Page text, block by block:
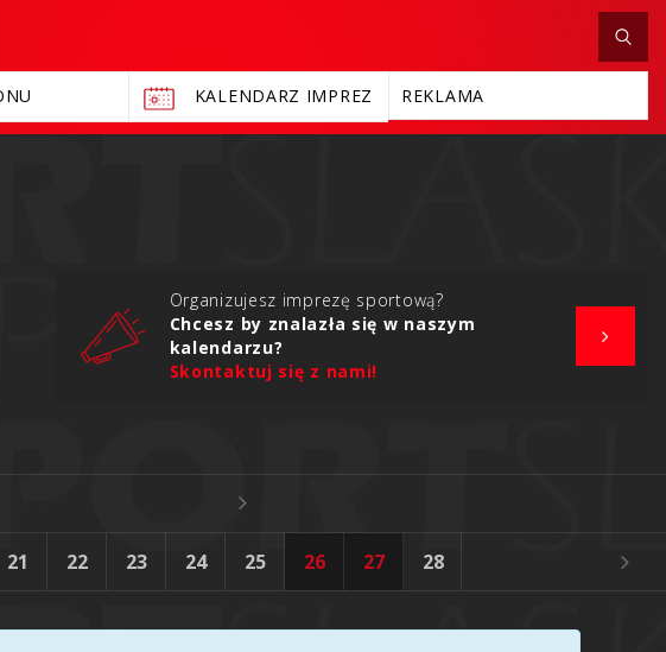
KALENDARZ IMPREZ REKLAMA
Organizujesz imprezę sportową?
Chcesz by znalazła się w naszym
kalendarzu?
Skontaktuj się z nami!
21 22 23 24 25 26 27 28 31